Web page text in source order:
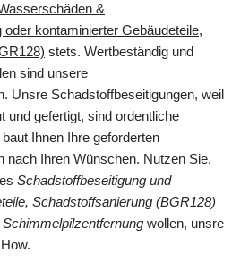
&
kontaminierter Gebäudeteile,
stets. Wertbeständig und
sind unsere
Unsre Schadstoffbeseitigungen, weil
und gefertigt, sind ordentliche
Ihnen Ihre geforderten
nach Ihren Wünschen. Nutzen Sie,
Schadstoffbeseitigung und
Schadstoffsanierung (BGR128)
wollen, unsre